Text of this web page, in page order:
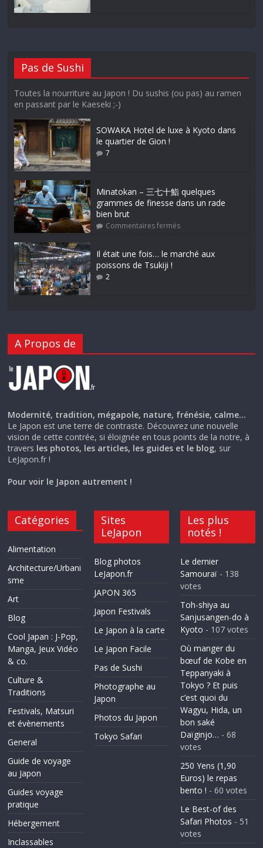
Pas de Sushi
Toutes la nourriture au Japon ! Du sushis (ou pas) au ramen
en passant par le Kaeseki ;-)
SOWAKA Hotel de luxe à Kyoto dans
le quartier de Gion !
7
Minatokan – 三七十鮨 quelques
grammes de finesse dans un rade
bien brut
Commentaires fermés
Il était une fois… le marché aux
poissons de Tsukiji !
2
A Propos de
Modernité, tradition, mégapole, nature, frénésie, calme…
Le Japon est une terre de contraste. Découvrez une nouvelle
vision de cette contrée, si éloignée en tous points de la notre, à
travers les photos, les articles, les guides et le blog, sur
LeJapon.fr !
Pour voir le Japon autrement !
Catégories
Alimentation
Architecture/Urbani
sme
Art
Blog
Cool Japan : J-Pop,
Manga, Jeux Vidéo
& co.
Culture &
Traditions
Festivals, Matsuri
et évènements
General
Guide de voyage
au Japon
Guides voyage
pratique
Hébergement
Inclassables
Sites
LeJapon
Blog photos
LeJapon.fr
JAPON 365
Japon Festivals
Le Japon à la carte
Le Japon Facile
Pas de Sushi
Photographe au
Japon
Photos du Japon
Tokyo Safari
Les plus
notés !
Le dernier
Samouraï- 138
votes
Toh-shiya au
Sanjusangen-do à
Kyoto - 107 votes
Où manger du
bœuf de Kobe en
Teppanyaki à
Tokyo ? Et puis
c’est quoi du
Wagyu, Hida, un
bon saké
Daïginjo… - 68
votes
250 Yens (1,90
Euros) le repas
bento ! - 60 votes
Le Best-of des
Safari Photos - 51
votes